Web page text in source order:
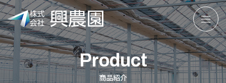
株
式
会
社
興
Product
商品紹介